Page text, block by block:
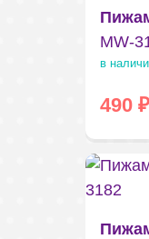
MW-
в
490₽